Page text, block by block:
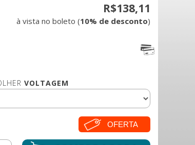
R$138,11
à vista no boleto (10% de desconto)
VOLTAGEM
OFERTA